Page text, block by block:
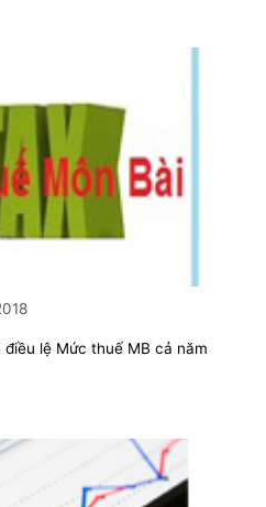
lệ Mức thuế MB cả năm